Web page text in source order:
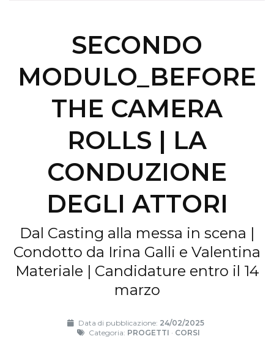
SECONDO
MODULO_BEFORE
THE CAMERA
ROLLS | LA
CONDUZIONE
DEGLI ATTORI
Dal Casting alla messa in scena |
Condotto da Irina Galli e Valentina
Materiale | Candidature entro il 14
marzo
Data di pubblicazione: 24/02/2025
Categoria: PROGETTI · CORSI